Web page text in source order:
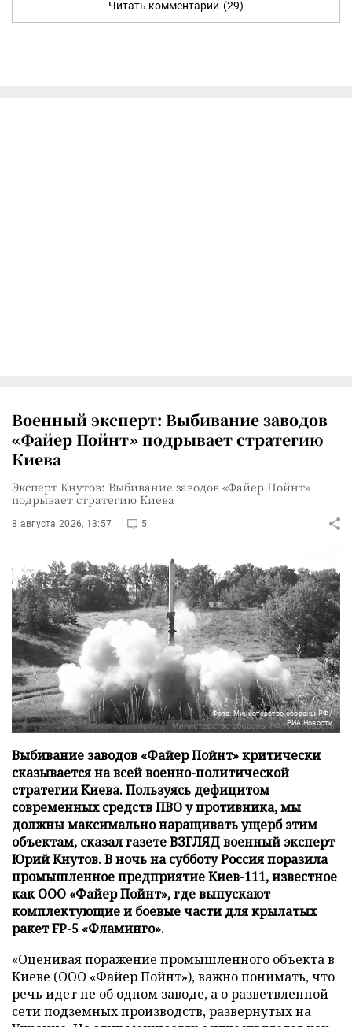
Читать комментарии (29)
Военный эксперт: Выбивание заводов
«Файер Пойнт» подрывает стратегию
Киева
Эксперт Кнутов: Выбивание заводов «Файер Пойнт»
подрывает стратегию Киева
8 августа 2026, 13:57 5
Фото: Министерство обороны РФ/
РИА Новости
Выбивание заводов «Файер Пойнт» критически
сказывается на всей военно-политической
стратегии Киева. Пользуясь дефицитом
современных средств ПВО у противника, мы
должны максимально наращивать ущерб этим
объектам, сказал газете ВЗГЛЯД военный эксперт
Юрий Кнутов. В ночь на субботу Россия поразила
промышленное предприятие Киев-111, известное
как ООО «Файер Пойнт», где выпускают
комплектующие и боевые части для крылатых
ракет FP-5 «Фламинго».
«Оценивая поражение промышленного объекта в
Киеве (ООО «Файер Пойнт»), важно понимать, что
речь идет не об одном заводе, а о разветвленной
сети подземных производств, развернутых на